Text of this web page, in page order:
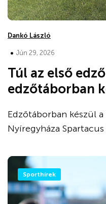
Dankó László
• Jún 29, 2026
Túl az első
edzőtáborban
Edzőtáborban készül
Nyíregyháza
Sporthírek